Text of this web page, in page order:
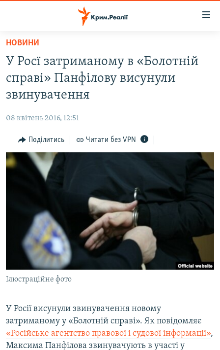
Перейти
основного
матеріалу
Перейти
до
основної
Перейти
до
пошуку
ВІДЕО ТА ФОТО
БЛОГИ
ПОГЛЯД
ІНТЕРВ'Ю
ВСЕ ЗА ДЕНЬ
ДЕПОРТАЦІЯ
ВІДЕОУРОКИ «ELIFBE»
СВІДЧЕННЯ ОКУПАЦІЇ
УКРАЇНСЬКА ПРОБЛЕМА КРИМУ
ІНФОГРАФІКА
ЯК ОБІЙТИ БЛОКУВАННЯ
Русский
Qırımtatar
ДОЛУЧАЙСЯ!
Усі сайти RFE/RL
НОВИНИ
У Росї затриманому в «Болотній
справі» Панфілову висунули
звинувачення
08 квітень 2016, 12:51
Поділитись Читати без VPN
Ілюстраційне фото
У Росії висунули звинувачення новому
затриманому у «Болотній справі». Як повідомляє
«Російське агентство правової і судової інформації»,
Максима Панфілова звинувачують в участі у